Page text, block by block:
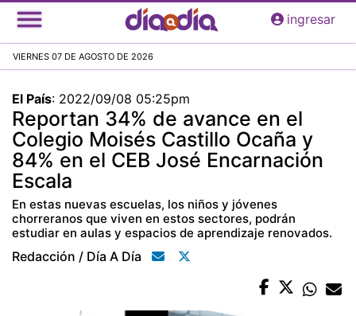
Pasar
al
principal
ingresar
VIERNES 07 DE AGOSTO DE 2026
El País: 2022/09/08 05:25pm
Reportan 34% de avance en el
Colegio Moisés Castillo Ocaña y
84% en el CEB José Encarnación
Escala
En estas nuevas escuelas, los niños y jóvenes
chorreranos que viven en estos sectores, podrán
estudiar en aulas y espacios de aprendizaje renovados.
Redacción / Día A Día